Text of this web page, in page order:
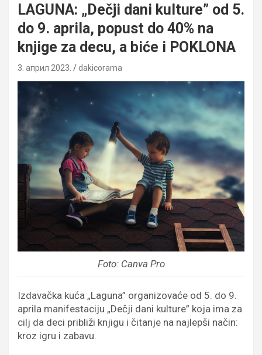
LAGUNA: „Dečji dani kulture” od 5.
do 9. aprila, popust do 40% na
knjige za decu, a biće i POKLONA
3. април 2023. dakicorama
Foto: Canva Pro
Izdavačka kuća „Laguna” organizovaće od 5. do 9.
aprila manifestaciju „Dečji dani kulture” koja ima za
cilj da deci približi knjigu i čitanje na najlepši način:
kroz igru i zabavu.